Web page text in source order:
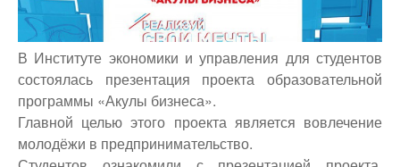
В Институте экономики и управления для студентов
состоялась презентация проекта образовательной
программы «Акулы бизнеса».
Главной целью этого проекта является вовлечение
молодёжи в предпринимательство.